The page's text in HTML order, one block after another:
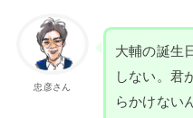
忠彦さん
大輔の誕生
しない。君
らかけない